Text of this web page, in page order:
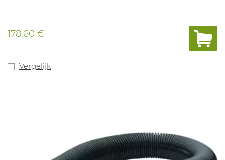
178,60 €
Vergelijk